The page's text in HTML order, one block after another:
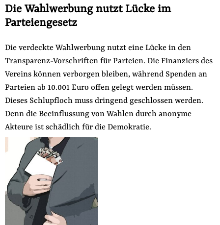
Die Wahlwerbung nutzt Lücke im
Parteiengesetz
Die verdeckte Wahlwerbung nutzt eine Lücke in den
Transparenz-Vorschriften für Parteien. Die Finanziers des
Vereins können verborgen bleiben, während Spenden an
Parteien ab 10.001 Euro offen gelegt werden müssen.
Dieses Schlupfloch muss dringend geschlossen werden.
Denn die Beeinflussung von Wahlen durch anonyme
Akteure ist schädlich für die Demokratie.